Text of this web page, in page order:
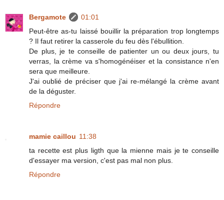
Bergamote
01:01
Peut-être as-tu laissé bouillir la préparation trop longtemps
? Il faut retirer la casserole du feu dès l'ébullition.
De plus, je te conseille de patienter un ou deux jours, tu
verras, la crème va s'homogénéiser et la consistance n'en
sera que meilleure.
J'ai oublié de préciser que j'ai re-mélangé la crème avant
de la déguster.
Répondre
mamie caillou 11:38
ta recette est plus ligth que la mienne mais je te conseille
d'essayer ma version, c'est pas mal non plus.
Répondre